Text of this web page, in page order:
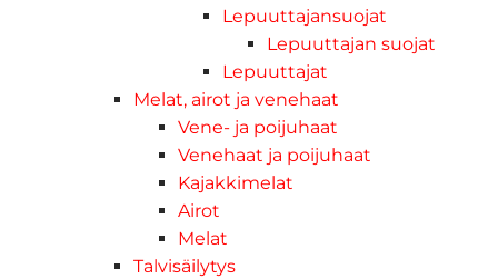
Lepuuttajansuojat
Lepuuttajan suojat
Lepuuttajat
Melat, airot ja venehaat
Vene- ja poijuhaat
Venehaat ja poijuhaat
Kajakkimelat
Airot
Melat
Talvisäilytys